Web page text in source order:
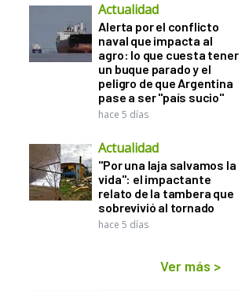
Actualidad
Alerta por el conflicto
naval que impacta al
agro: lo que cuesta tener
un buque parado y el
peligro de que Argentina
pase a ser "país sucio"
hace 5 días
Actualidad
"Por una laja salvamos la
vida": el impactante
relato de la tambera que
sobrevivió al tornado
hace 5 días
Ver más >